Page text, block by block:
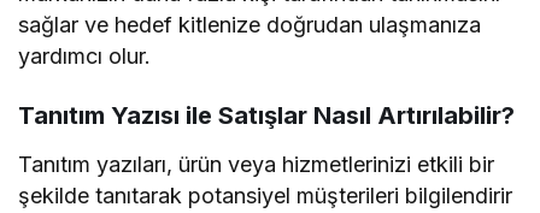
sağlar ve hedef kitlenize doğrudan ulaşmanıza
yardımcı olur.
Tanıtım Yazısı ile Satışlar Nasıl Artırılabilir?
Tanıtım yazıları, ürün veya hizmetlerinizi etkili bir
şekilde tanıtarak potansiyel müşterileri bilgilendirir